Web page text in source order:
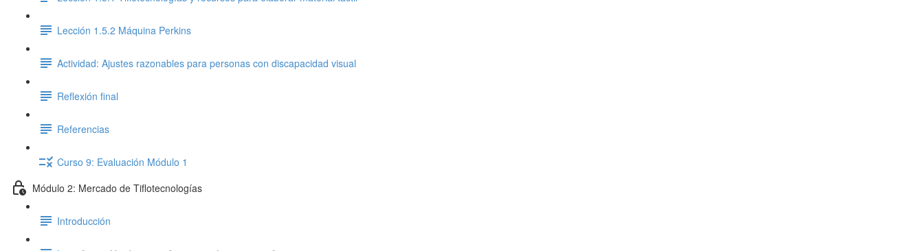
Lección 1.5.2 Máquina Perkins
Actividad: Ajustes razonables para personas con discapacidad visual
Reflexión final
Referencias
Curso 9: Evaluación Módulo 1
Módulo 2: Mercado de Tiflotecnologías
Introducción